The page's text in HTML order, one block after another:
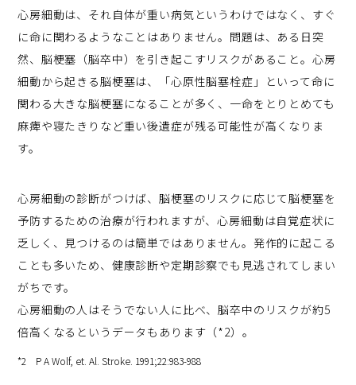
心房細動は、それ自体が重い病気というわけではなく、すぐ
に命に関わるようなことはありません。問題は、ある日突
然、脳梗塞（脳卒中）を引き起こすリスクがあること。心房
細動から起きる脳梗塞は、「心原性脳塞栓症」といって命に
関わる大きな脳梗塞になることが多く、一命をとりとめても
麻痺や寝たきりなど重い後遺症が残る可能性が高くなりま
す。
心房細動の診断がつけば、脳梗塞のリスクに応じて脳梗塞を
予防するための治療が行われますが、心房細動は自覚症状に
乏しく、見つけるのは簡単ではありません。発作的に起こる
ことも多いため、健康診断や定期診察でも見逃されてしまい
がちです。
心房細動の人はそうでない人に比べ、脳卒中のリスクが約5
倍高くなるというデータもあります（*2）。
*2 P A Wolf, et. Al. Stroke. 1991;22:983-988